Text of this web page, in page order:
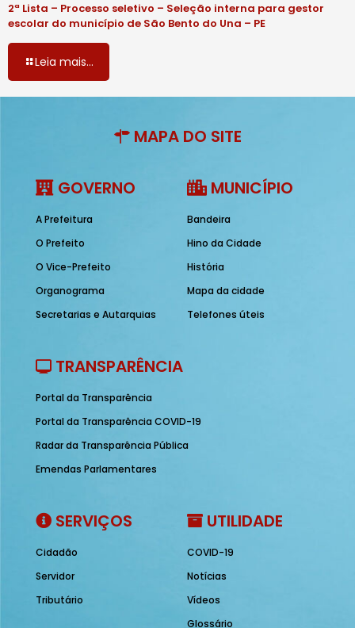
2ª Lista – Processo seletivo – Seleção interna para gestor
escolar do município de São Bento do Una – PE
Leia mais...
MAPA DO SITE
GOVERNO
A Prefeitura
O Prefeito
O Vice-Prefeito
Organograma
Secretarias e Autarquias
MUNICÍPIO
Bandeira
Hino da Cidade
História
Mapa da cidade
Telefones úteis
TRANSPARÊNCIA
Portal da Transparência
Portal da Transparência COVID-19
Radar da Transparência Pública
Emendas Parlamentares
SERVIÇOS
Cidadão
Servidor
Tributário
UTILIDADE
COVID-19
Notícias
Vídeos
Glossário